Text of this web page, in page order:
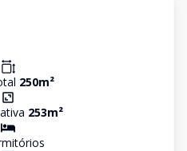
250m²
253m²
s